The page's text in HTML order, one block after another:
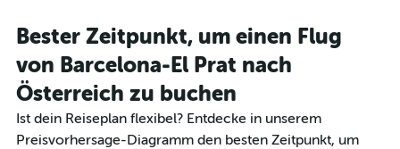
Bester Zeitpunkt, um einen Flug
von Barcelona-El Prat nach
Österreich zu buchen
Ist dein Reiseplan flexibel? Entdecke in unserem
Preisvorhersage-Diagramm den besten Zeitpunkt, um